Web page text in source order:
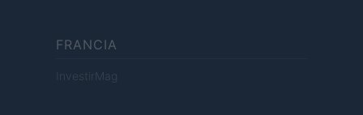
FRANCIA
InvestirMag